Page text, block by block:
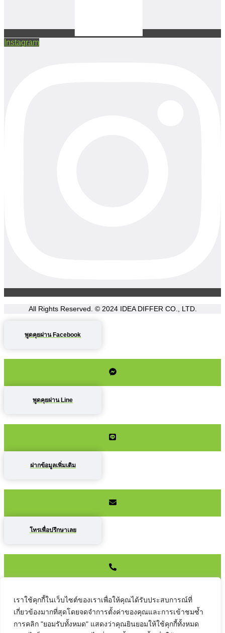
เราใช้คุกกี้ในเว็บไซต์ของเราเพื่อให้คุณได้รับประสบการณ์ที่
เกี่ยวข้องมากที่สุดโดยจดจำการตั้งค่าของคุณและการเข้าชมซ้ำ
การคลิก "ยอมรับทั้งหมด" แสดงว่าคุณยินยอมให้ใช้คุกกี้ทั้งหมด
Instagram
All Rights Reserved. © 2024 IDEA DIFFER CO., LTD.
พูดคุยผ่าน Facebook
พูดคุยผ่าน Line
ฝากข้อมูลเพิ่มเติม
โทรเพื่อปรึกษาเลย
ติดต่อเราที่นี่ได้เลยค่ะ